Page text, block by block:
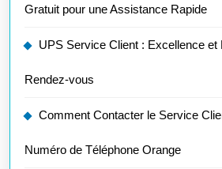
Gratuit pour une Assistance Rapide
UPS Service Client : Excellence et
Rendez-vous
Comment Contacter le Service
Numéro de Téléphone Orange